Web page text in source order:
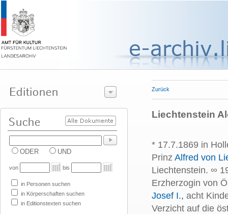
ODER UND
von bis
in Personen suchen
in Körperschaften suchen
in Editionstexten suchen
Zurück
Liechtenstein
* 17.7.1869 in
Prinz Alfred von
Liechtenstein. ∞
Erzherzogin von
Josef I., acht
Verzicht auf die